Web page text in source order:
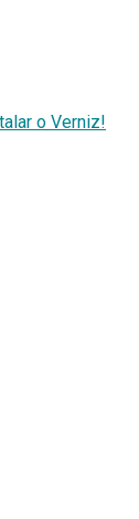
o Verniz!